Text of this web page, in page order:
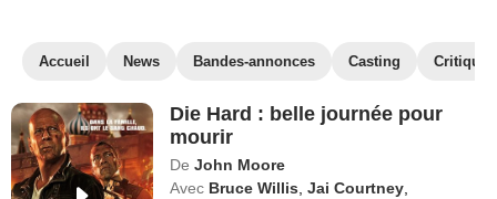
Accueil News Bandes-annonces Casting
Die Hard : belle journée pour
mourir
De John Moore
Avec Bruce Willis ,Jai Courtney